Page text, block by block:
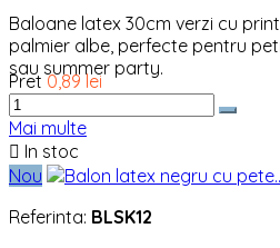
Baloane latex 30cm verzi cu
palmier albe, perfecte pentru
sau summer party.
Pret 0,89 lei
Mai multe
 In stoc
Nou
Referinta: BLSK12